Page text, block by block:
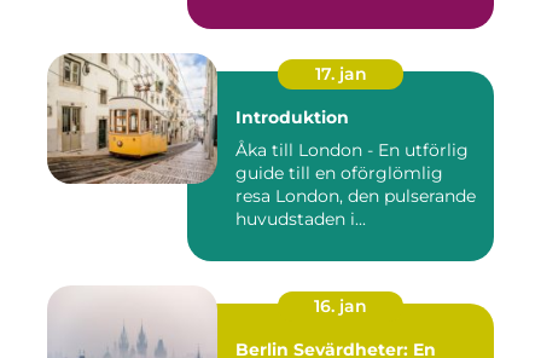
17. jan
Introduktion
Åka till London - En utförlig
guide till en oförglömlig
resa London, den pulserande
huvudstaden i...
16. jan
Berlin Sevärdheter: En